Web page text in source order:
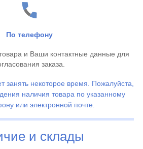
По телефону
и Ваши контактные данные для
заказа.
занять некоторое время. Пожалуйста,
наличия товара по указанному
или электронной почте.
и склады